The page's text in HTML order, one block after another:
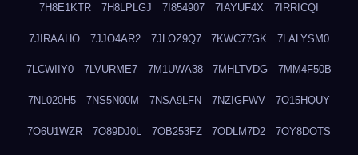
7H8E1KTR 7H8LPLGJ 7I854907 7IAYUF4X 7IRRICQI
7JIRAAHO 7JJO4AR2 7JLOZ9Q7 7KWC77GK 7LALYSM0
7LCWIIY0 7LVURME7 7M1UWA38 7MHLTVDG 7MM4F50B
7NL020H5 7NS5N00M 7NSA9LFN 7NZIGFWV 7O15HQUY
7O6U1WZR 7O89DJ0L 7OB253FZ 7ODLM7D2 7OY8DOTS